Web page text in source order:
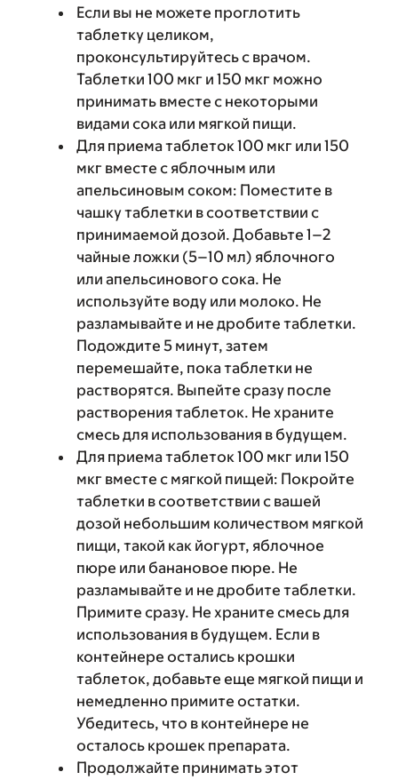
Если вы не можете проглотить
таблетку целиком,
проконсультируйтесь с врачом.
Таблетки 100 мкг и 150 мкг можно
принимать вместе с некоторыми
видами сока или мягкой пищи.
Для приема таблеток 100 мкг или 150
мкг вместе с яблочным или
апельсиновым соком: Поместите в
чашку таблетки в соответствии с
принимаемой дозой. Добавьте 1–2
чайные ложки (5–10 мл) яблочного
или апельсинового сока. Не
используйте воду или молоко. Не
разламывайте и не дробите таблетки.
Подождите 5 минут, затем
перемешайте, пока таблетки не
растворятся. Выпейте сразу после
растворения таблеток. Не храните
смесь для использования в будущем.
Для приема таблеток 100 мкг или 150
мкг вместе с мягкой пищей: Покройте
таблетки в соответствии с вашей
дозой небольшим количеством мягкой
пищи, такой как йогурт, яблочное
пюре или банановое пюре. Не
разламывайте и не дробите таблетки.
Примите сразу. Не храните смесь для
использования в будущем. Если в
контейнере остались крошки
таблеток, добавьте еще мягкой пищи и
немедленно примите остатки.
Убедитесь, что в контейнере не
осталось крошек препарата.
Продолжайте принимать этот